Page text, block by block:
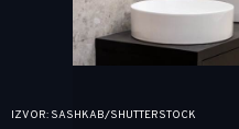
IZVOR: SASHKAB/SHUTTERSTOCK